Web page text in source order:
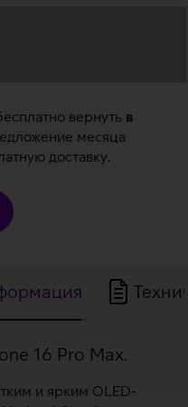
вернуть в
месяца
доставку.
16 Pro Max.
и ярким OLED-